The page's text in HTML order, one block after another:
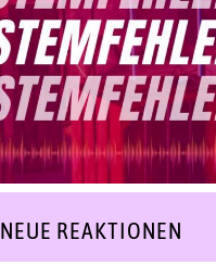
NEUE REAKTIONEN